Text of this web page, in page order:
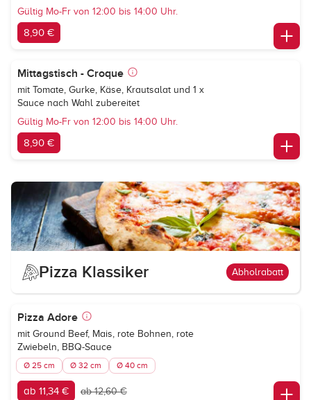
Gültig Mo-Fr von 12:00 bis 14:00 Uhr.
8,90 €
Mittagstisch - Croque
mit Tomate, Gurke, Käse, Krautsalat und 1 x
Sauce nach Wahl zubereitet
Gültig Mo-Fr von 12:00 bis 14:00 Uhr.
8,90 €
Pizza Klassiker Abholrabatt
Pizza Adore
mit Ground Beef, Mais, rote Bohnen, rote
Zwiebeln, BBQ-Sauce
Ø 25 cm Ø 32 cm Ø 40 cm
ab 11,34 € ab 12,60 €